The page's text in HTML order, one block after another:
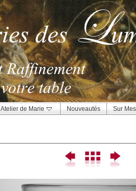
Atelier de Marie Nouveautés Sur